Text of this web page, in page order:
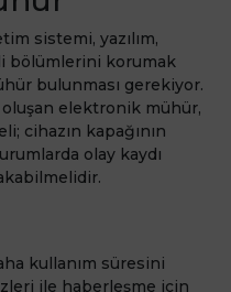
sistemi, yazılım,
bölümlerini korumak
bulunması gerekiyor.
elektronik mühür,
cihazın kapağının
olay kaydı
kullanım süresini
ile haberleşme için